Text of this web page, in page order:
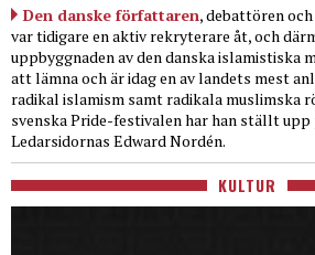
Den danske författaren, debattören
var tidigare en aktiv rekryterare åt, och
uppbyggnaden av den danska islamistiska
att lämna och är idag en av landets mest
radikal islamism samt radikala muslimska
svenska Pride-festivalen har han ställt upp
Ledarsidornas Edward Nordén.
KULTUR